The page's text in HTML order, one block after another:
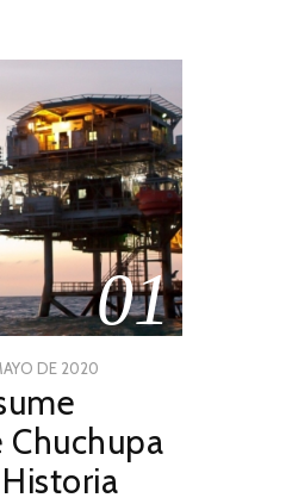
01
DE 2020
DE
2026